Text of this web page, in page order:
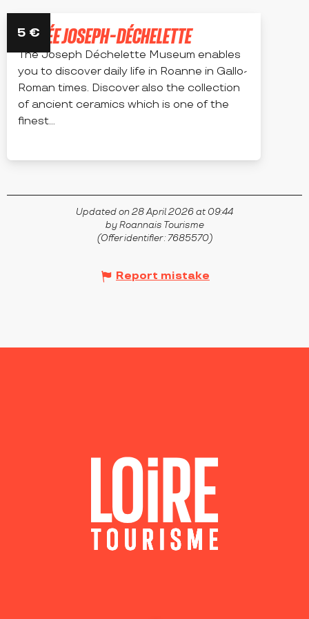
5 €
MUSÉE JOSEPH-DÉCHELETTE
The Joseph Déchelette Museum enables
you to discover daily life in Roanne in Gallo-
Roman times. Discover also the collection
of ancient ceramics which is one of the
finest...
Updated on 28 April 2026 at 09:44
by Roannais Tourisme
(Offer identifier :7685570)
Report mistake